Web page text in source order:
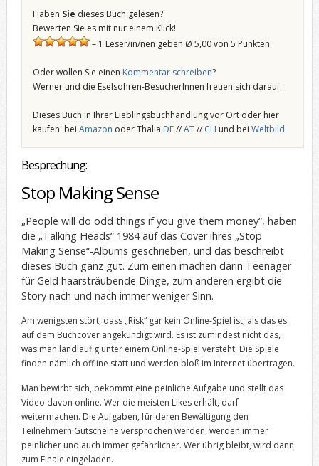
Haben Sie dieses Buch gelesen?
Bewerten Sie es mit nur einem Klick!
– 1 Leser/in/nen geben Ø 5,00 von 5 Punkten
Oder wollen Sie einen Kommentar schreiben?
Werner und die Eselsohren-BesucherInnen freuen sich darauf.
Dieses Buch in Ihrer Lieblingsbuchhandlung vor Ort oder hier
kaufen: bei Amazon oder Thalia DE//AT// CH und bei Weltbild
Besprechung:
Stop Making Sense
„People will do odd things if you give them money“, haben
die „Talking Heads“ 1984 auf das Cover ihres „Stop
Making Sense“-Albums geschrieben, und das beschreibt
dieses Buch ganz gut. Zum einen machen darin Teenager
für Geld haarsträubende Dinge, zum anderen ergibt die
Story nach und nach immer weniger Sinn.
Am wenigsten stört, dass „Risk“ gar kein Online-Spiel ist, als das es
auf dem Buchcover angekündigt wird. Es ist zumindest nicht das,
was man landläufig unter einem Online-Spiel versteht. Die Spiele
finden nämlich offline statt und werden bloß im Internet übertragen.
Man bewirbt sich, bekommt eine peinliche Aufgabe und stellt das
Video davon online. Wer die meisten Likes erhält, darf
weitermachen. Die Aufgaben, für deren Bewältigung den
Teilnehmern Gutscheine versprochen werden, werden immer
peinlicher und auch immer gefährlicher. Wer übrig bleibt, wird dann
zum Finale eingeladen.